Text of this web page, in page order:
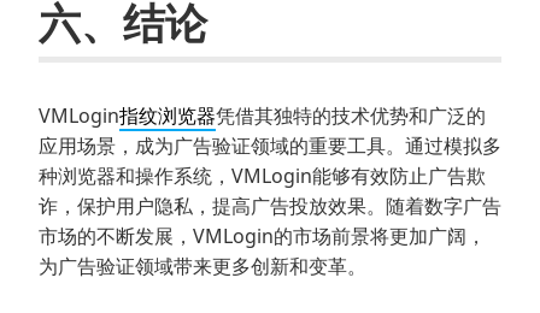
六、结论
VMLogin指纹浏览器凭借其独特的技术优势和广泛的
应用场景，成为广告验证领域的重要工具。通过模拟多
种浏览器和操作系统，VMLogin能够有效防止广告欺
诈，保护用户隐私，提高广告投放效果。随着数字广告
市场的不断发展，VMLogin的市场前景将更加广阔，
为广告验证领域带来更多创新和变革。